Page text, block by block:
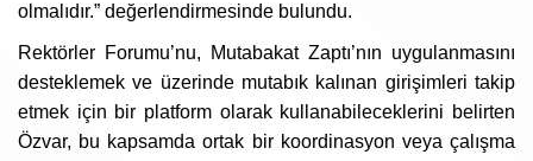
olmalıdır.” değerlendirmesinde bulundu.
Rektörler Forumu’nu, Mutabakat Zaptı’nın uygulanmasını
desteklemek ve üzerinde mutabık kalınan girişimleri takip
etmek için bir platform olarak kullanabileceklerini belirten
Özvar, bu kapsamda ortak bir koordinasyon veya çalışma